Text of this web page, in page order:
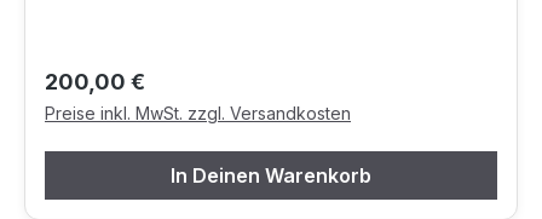
Regulärer Preis:
200,00 €
Preise inkl. MwSt. zzgl. Versandkosten
In Deinen Warenkorb